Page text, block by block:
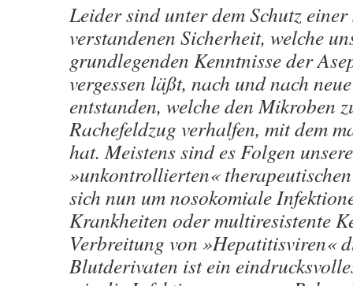
Leider sind unter dem Schutz einer
verstandenen Sicherheit, welche
grundlegenden Kenntnisse der
vergessen läßt, nach und nach
entstanden, welche den Mikroben
Rachefeldzug verhalfen, mit dem
hat. Meistens sind es Folgen
»unkontrollierten«
sich nun um nosokomiale
Krankheiten oder multiresistente
Verbreitung von »Hepatitisviren«
Blutderivaten ist ein